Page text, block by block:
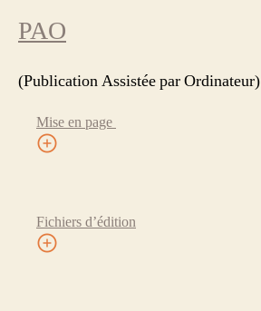
PAO
(Publication Assistée par Ordinateur)
Mise en page
Fichiers d’édition